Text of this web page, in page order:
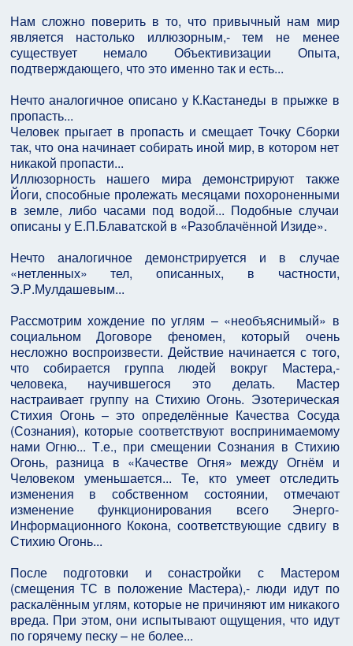
Нам сложно поверить в то, что привычный нам мир
является настолько иллюзорным,- тем не менее
существует немало Объективизации Опыта,
подтверждающего, что это именно так и есть...
Нечто аналогичное описано у К.Кастанеды в прыжке в
пропасть...
Человек прыгает в пропасть и смещает Точку Сборки
так, что она начинает собирать иной мир, в котором нет
никакой пропасти...
Иллюзорность нашего мира демонстрируют также
Йоги, способные пролежать месяцами похороненными
в земле, либо часами под водой... Подобные случаи
описаны у Е.П.Блаватской в «Разоблачённой Изиде».
Нечто аналогичное демонстрируется и в случае
«нетленных» тел, описанных, в частности,
Э.Р.Мулдашевым...
Рассмотрим хождение по углям – «необъяснимый» в
социальном Договоре феномен, который очень
несложно воспроизвести. Действие начинается с того,
что собирается группа людей вокруг Мастера,-
человека, научившегося это делать. Мастер
настраивает группу на Стихию Огонь. Эзотерическая
Стихия Огонь – это определённые Качества Сосуда
(Сознания), которые соответствуют воспринимаемому
нами Огню... Т.е., при смещении Сознания в Стихию
Огонь, разница в «Качестве Огня» между Огнём и
Человеком уменьшается... Те, кто умеет отследить
изменения в собственном состоянии, отмечают
изменение функционирования всего Энерго-
Информационного Кокона, соответствующие сдвигу в
Стихию Огонь...
После подготовки и сонастройки с Мастером
(смещения ТС в положение Мастера),- люди идут по
раскалённым углям, которые не причиняют им никакого
вреда. При этом, они испытывают ощущения, что идут
по горячему песку – не более...